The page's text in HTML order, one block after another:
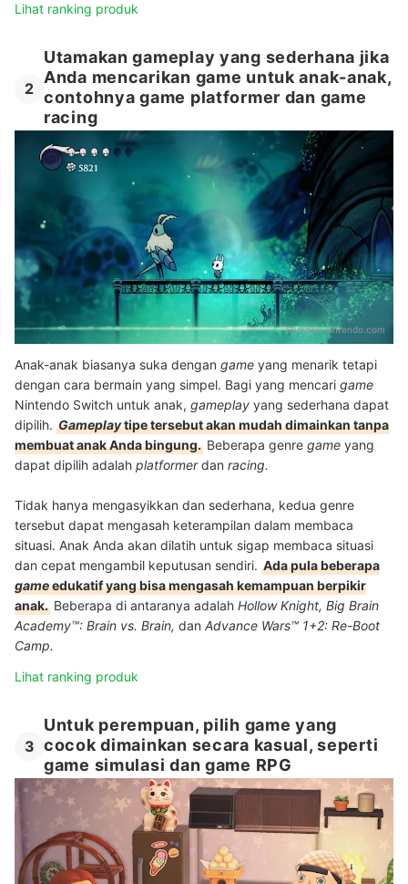
Lihat ranking produk
2
Utamakan gameplay yang sederhana jika
Anda mencarikan game untuk anak-anak,
contohnya game platformer dan game
racing
Sumber:nintendo.com
Anak-anak biasanya suka dengan game yang menarik tetapi
dengan cara bermain yang simpel. Bagi yang mencari game
Nintendo Switch untuk anak, gameplay yang sederhana dapat
dipilih. Gameplaytipe tersebut akan mudah dimainkan tanpa
membuat anak Anda bingung. Beberapa genre game yang
dapat dipilih adalah platformerdan racing.
Tidak hanya mengasyikkan dan sederhana, kedua genre
tersebut dapat mengasah keterampilan dalam membaca
situasi. Anak Anda akan dilatih untuk sigap membaca situasi
dan cepat mengambil keputusan sendiri. Ada pula beberapa
gameedukatif yang bisa mengasah kemampuan berpikir
anak. Beberapa di antaranya adalah Hollow Knight, Big Brain
Academy™: Brain vs. Brain, dan Advance Wars™ 1+2: Re-Boot
Camp.
Lihat ranking produk
3
Untuk perempuan, pilih game yang
cocok dimainkan secara kasual, seperti
game simulasi dan game RPG